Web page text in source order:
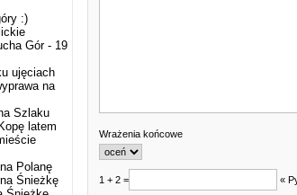
:)
Gór - 19
ujęciach
na
Szlaku
latem
Polanę
Śnieżkę
Wrażenia końcowe
1 + 2 = «